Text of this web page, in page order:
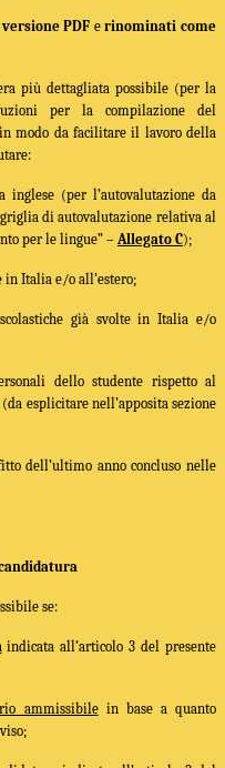
PDF erinominati come
più dettagliata possibile (per la
per la compilazione del
modo da facilitare il lavoro della
(per l’autovalutazione da
di autovalutazione relativa al
per le lingue” – Allegato C);
in Italia e/o all’estero;
già svolte in Italia e/o
dello studente rispetto al
esplicitare nell’apposita sezione
dell’ultimo anno concluso nelle
se:
indicata all’articolo 3 del presente
ammissibilein base a quanto